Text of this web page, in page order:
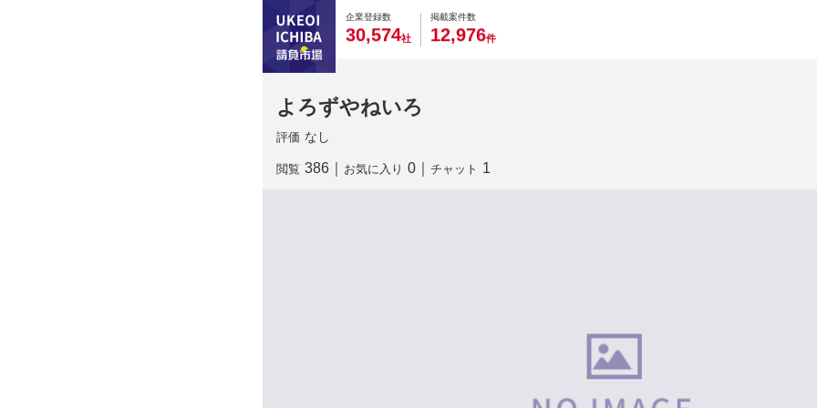
企業登録数
0
3
0
0,
0
5
0
74社
掲載案件数
0
1
0
2,
0
9
0
76件
よろずやねいろ
評価 なし
閲覧 386 お気に入り 0 チャット 1